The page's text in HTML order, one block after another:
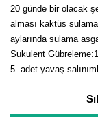
20 günde bir olacak
alması kaktüs
aylarında sulama
Sukulent
5 adet yavaş